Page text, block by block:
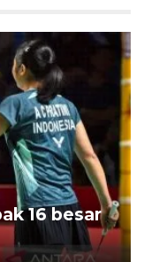
16 besar